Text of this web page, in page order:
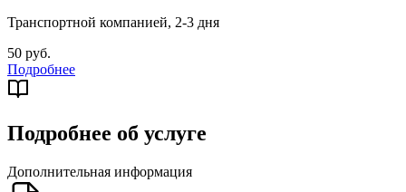
Транспортной компанией, 2-3 дня
50 руб.
Подробнее
Подробнее об услуге
Дополнительная информация